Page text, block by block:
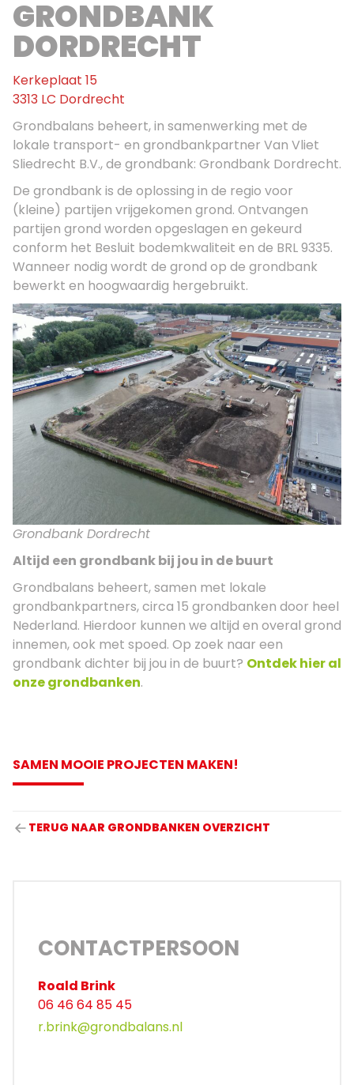
GRONDBANK
DORDRECHT
Kerkeplaat 15
3313 LC Dordrecht
Grondbalans beheert, in samenwerking met de
lokale transport- en grondbankpartner Van Vliet
Sliedrecht B.V., de grondbank: Grondbank Dordrecht.
De grondbank is de oplossing in de regio voor
(kleine) partijen vrijgekomen grond. Ontvangen
partijen grond worden opgeslagen en gekeurd
conform het Besluit bodemkwaliteit en de BRL 9335.
Wanneer nodig wordt de grond op de grondbank
bewerkt en hoogwaardig hergebruikt.
Grondbank Dordrecht
Altijd een grondbank bij jou in de buurt
Grondbalans beheert, samen met lokale
grondbankpartners, circa 15 grondbanken door heel
Nederland. Hierdoor kunnen we altijd en overal grond
innemen, ook met spoed. Op zoek naar een
grondbank dichter bij jou in de buurt? Ontdek hier al
onze grondbanken.
SAMEN MOOIE PROJECTEN MAKEN!
TERUG NAAR GRONDBANKEN OVERZICHT
CONTACTPERSOON
Roald Brink
06 46 64 85 45
r.brink@grondbalans.nl